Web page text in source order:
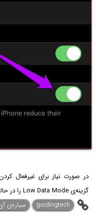
در صورت نیاز برای غیرفعال
گزینه‌ی Low Data Mode را در حالت خاموش قرار دهید.
guidingtech
سیاره‌ی